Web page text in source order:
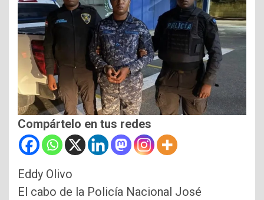
Compártelo en tus redes
Eddy Olivo
El cabo de la Policía Nacional José